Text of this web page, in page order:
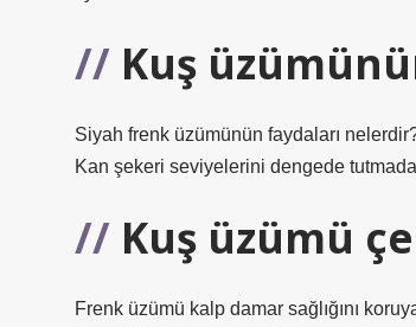
Kuş
Siyah frenk üzümünün faydaları
Kan şekeri seviyelerini dengede
Kuş üzümü
Frenk üzümü kalp damar sağlığını